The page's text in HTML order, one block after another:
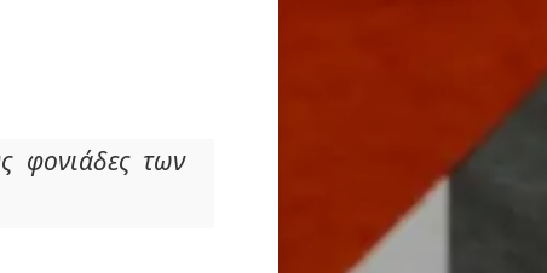
φονιάδες των